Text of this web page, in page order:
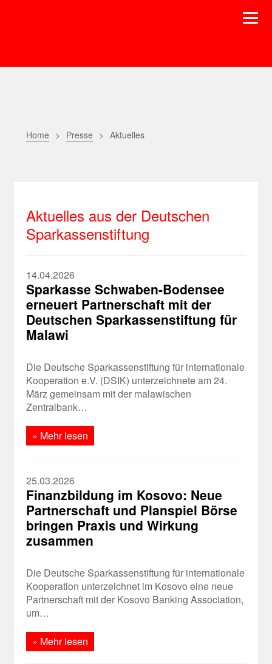
Home Presse Aktuelles
Aktuelles aus der Deutschen
Sparkassenstiftung
14.04.2026
Sparkasse Schwaben-Bodensee
erneuert Partnerschaft mit der
Deutschen Sparkassenstiftung für
Malawi
Die Deutsche Sparkassenstiftung für internationale
Kooperation e.V. (DSIK) unterzeichnete am 24.
März gemeinsam mit der malawischen
Zentralbank…
» Mehr lesen
25.03.2026
Finanzbildung im Kosovo: Neue
Partnerschaft und Planspiel Börse
bringen Praxis und Wirkung
zusammen
Die Deutsche Sparkassenstiftung für internationale
Kooperation unterzeichnet im Kosovo eine neue
Partnerschaft mit der Kosovo Banking Association,
um…
» Mehr lesen